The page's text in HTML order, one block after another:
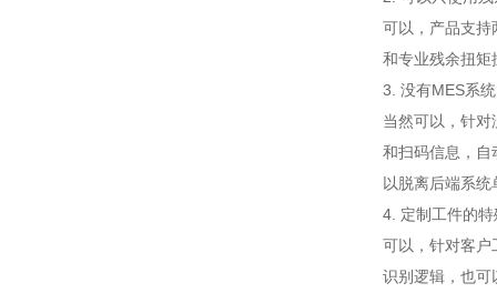
可以，产品支持
和专业残余扭矩
3. 没有MES系
当然可以，针
和扫码信息，自
以脱离后端系
4. 定制工件的
可以，针对客户
识别逻辑，也可